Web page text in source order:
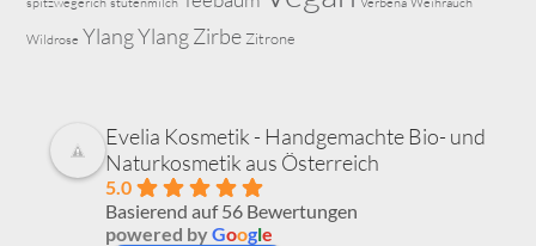
Wildrose Ylang YlangZirbe Zitrone
Evelia Kosmetik - Handgemachte Bio- und
Naturkosmetik aus Österreich
5.0
Basierend auf 56 Bewertungen
powered byGoogle